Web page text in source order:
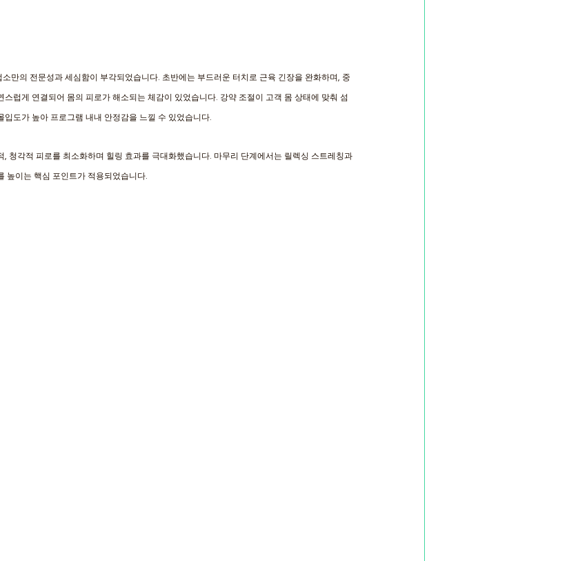
만의 전문성과 세심함이 부각되었습니다. 초반에는 부드러운 터치로 근육 긴장을 완화하며, 중
럽게 연결되어 몸의 피로가 해소되는 체감이 있었습니다. 강약 조절이 고객 몸 상태에 맞춰 섬
도가 높아 프로그램 내내 안정감을 느낄 수 있었습니다.
, 청각적 피로를 최소화하며 힐링 효과를 극대화했습니다. 마무리 단계에서는 릴렉싱 스트레칭과
높이는 핵심 포인트가 적용되었습니다.